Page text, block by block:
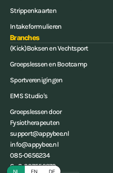
Strippenkaarten
Intakeformulieren
Branches
(Kick)Boksen en Vechtsport
Groepslessen en Bootcamp
Sportverenigingen
EMS Studio's
Groepslessen door
Fysiotherapeuten
support@appybee.nl
info@appybee.nl
085-0656234
CoC: 207553379